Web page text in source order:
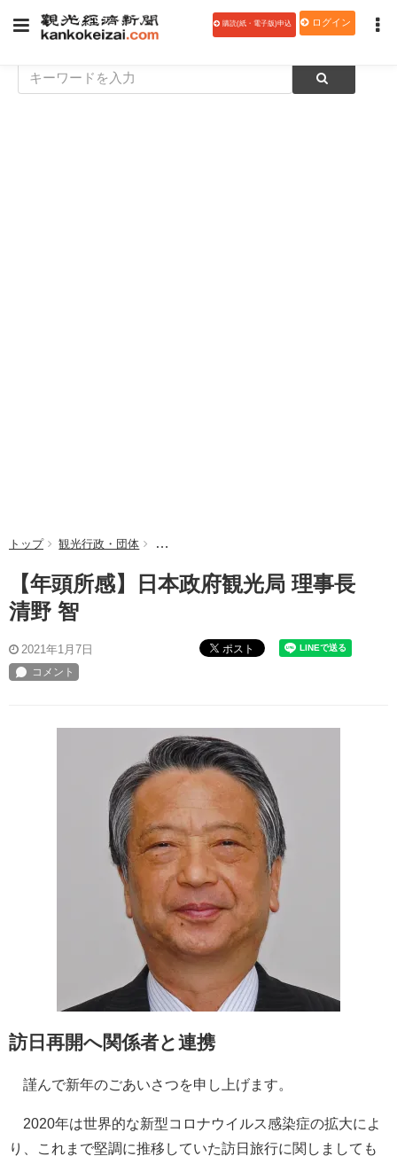
購読(紙・電子版)申込 ログイン
トップ 観光行政・団体 【年頭所感】日本政府観光局 理事長 清野 智
【年頭所感】日本政府観光局 理事長
清野 智
2021年1月7日 ポスト
訪日再開へ関係者と連携
謹んで新年のごあいさつを申し上げます。
2020年は世界的な新型コロナウイルス感染症の拡大によ
り、これまで堅調に推移していた訪日旅行に関しましても